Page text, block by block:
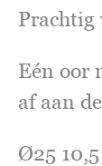
Prachtig
Eén oor
af aan
Ø25